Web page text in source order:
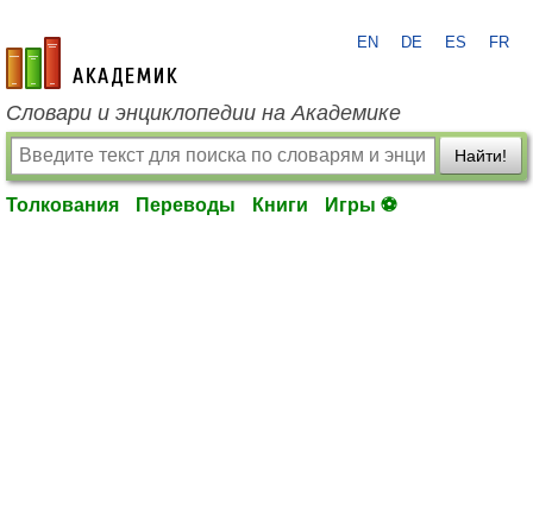
academic.ru
EN DE ES FR
Словари и энциклопедии на Академике
Найти!
Толкования Переводы Книги Игры ⚽